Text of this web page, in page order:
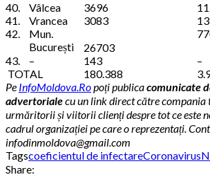
40.
Vâlcea 3696
41.
Vrancea 3083
13
42.
Mun.
București
26703
43. – 143
–
TOTAL
180.388
Pe InfoMoldova.Ropoți publicacomunicate
advertorialecu un link direct către
urmăritorii și viitorii clienți despre tot ce este
cadrul organizației pe care o reprezentați.
infodinmoldova@gmail.com
Tagscoeficientul de infectareCoronavirus
Share: